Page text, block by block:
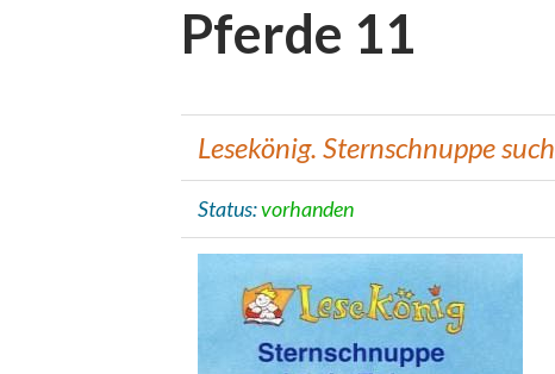
Pferde 11
Lesekönig. Sternschnuppe
Status:vorhanden